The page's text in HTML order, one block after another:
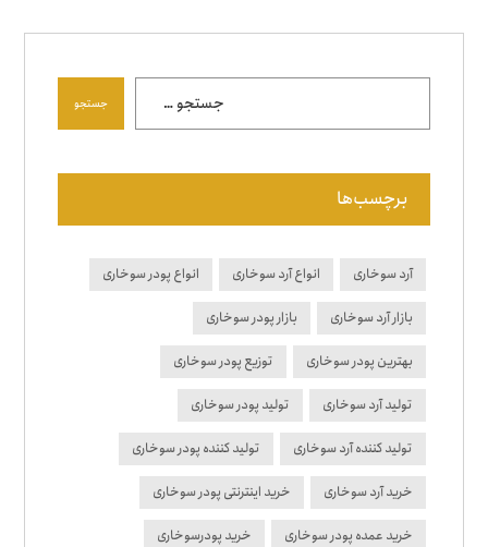
جستجو
برچسب‌ها
آرد سوخاری انواع آرد سوخاری انواع پودر سوخاری
بازار آرد سوخاری بازار پودر سوخاری
بهترین پودر سوخاری توزیع پودر سوخاری
تولید آرد سوخاری تولید پودر سوخاری
تولید کننده آرد سوخاری تولید کننده پودر سوخاری
خرید آرد سوخاری خرید اینترنتی پودر سوخاری
خرید عمده پودر سوخاری خرید پودرسوخاری